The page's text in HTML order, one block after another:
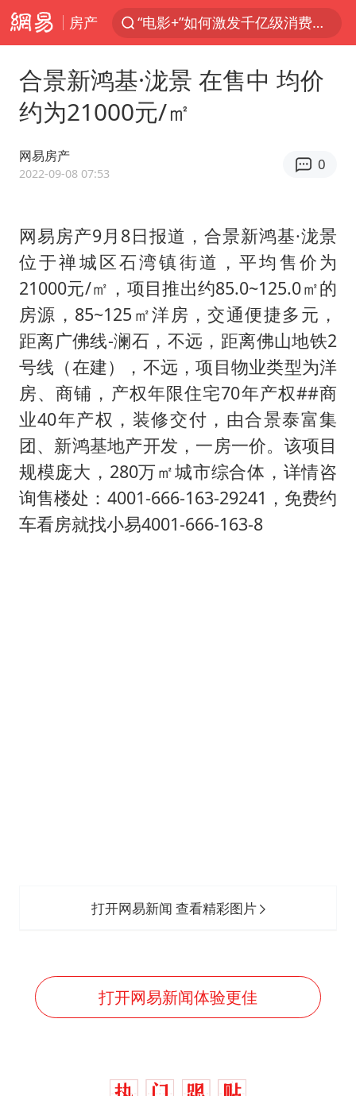
房产
“电影+”如何激发千亿级消费新活力？
佛山通报笔试前13被淘汰后5名进体检
广东雷州通报特教老师招聘违规事件
“立秋的第一杯奶茶”又爆单了
陈幸同晋级WTT横滨冠军赛8强
泰国枪击案凶手先杀祖父母后行凶
超颖电子拟投资20.86亿建设新项目
山东一元代青花杯离奇失踪
国防部：中国军队坚决反制任何闹海挑衅图谋
宇树科技中一签需缴款7.54万元
两名乘客在飞机上因调节座椅起冲突
山东潍坊发布大风黄色预警
夯实基础开新局
合景新鸿基·泷景 在售中 均价
约为21000元/㎡
网易房产
2022-09-08 07:53
0
网易房产9月8日报道，合景新鸿基·泷景
位于禅城区石湾镇街道，平均售价为
21000元/㎡，项目推出约85.0~125.0㎡的
房源，85~125㎡洋房，交通便捷多元，
距离广佛线-澜石，不远，距离佛山地铁2
号线（在建），不远，项目物业类型为洋
房、商铺，产权年限住宅70年产权##商
业40年产权，装修交付，由合景泰富集
团、新鸿基地产开发，一房一价。该项目
规模庞大，280万㎡城市综合体，详情咨
询售楼处：4001-666-163-29241，免费约
车看房就找小易4001-666-163-8
打开网易新闻 查看精彩图片
打开网易新闻体验更佳